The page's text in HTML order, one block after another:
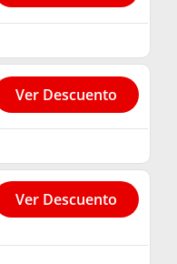
Ver Descuento
Ver Descuento